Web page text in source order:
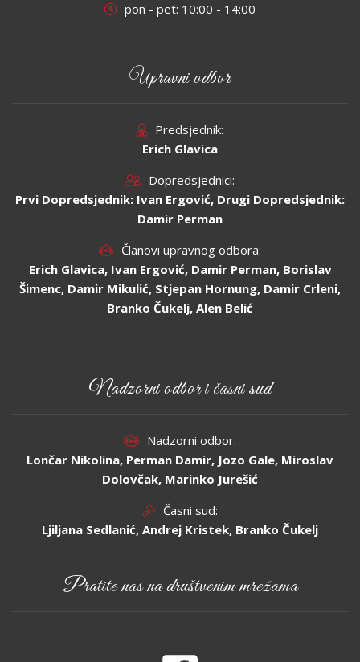
pon - pet: 10:00 - 14:00
Upravni odbor
Predsjednik:
Erich Glavica
Dopredsjednici:
Prvi Dopredsjednik: Ivan Ergović, Drugi Dopredsjednik:
Damir Perman
Članovi upravnog odbora:
Erich Glavica, Ivan Ergović, Damir Perman, Borislav
Šimenc, Damir Mikulić, Stjepan Hornung, Damir Crleni,
Branko Čukelj, Alen Belić
Nadzorni odbor i časni sud
Nadzorni odbor:
Lončar Nikolina, Perman Damir, Jozo Gale, Miroslav
Dolovčak, Marinko Jurešić
Časni sud:
Ljiljana Sedlanić, Andrej Kristek, Branko Čukelj
Pratite nas na društvenim mrežama